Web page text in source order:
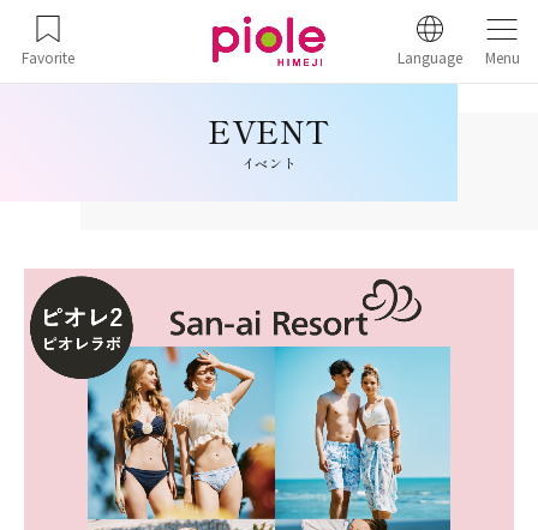
Favorite Language Menu
イベント